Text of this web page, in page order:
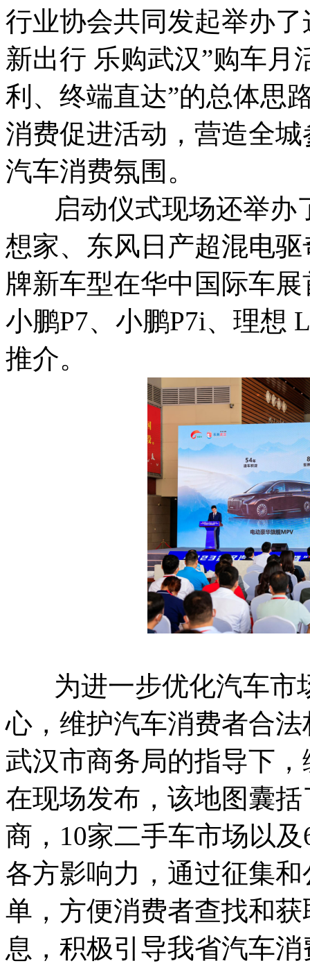
行业协会共同发起举办
新出行 乐购武汉”购车月
利、终端直达”的总体思
消费促进活动，营造全
汽车消费氛围。
启动仪式现场还举办
想家、东风日产超混电
牌新车型在华中国际车
小鹏P7、小鹏P7i、理想
推介。
为进一步优化汽车市
心，维护汽车消费者合
武汉市商务局的指导下
在现场发布，该地图囊
商，10家二手车市场以
各方影响力，通过征集
单，方便消费者查找和
息，积极引导我省汽车